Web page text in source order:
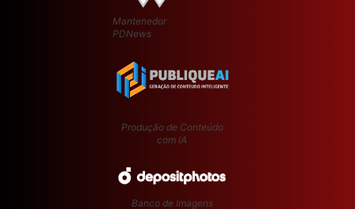
Mantenedor
PDNews
Produção de Conteúdo
com IA
Banco de Imagens